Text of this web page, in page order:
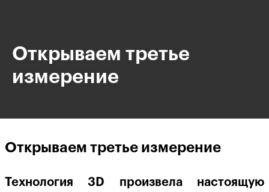
Открываем третье
измерение
Открываем третье измерение
Технология 3D произвела настоящую